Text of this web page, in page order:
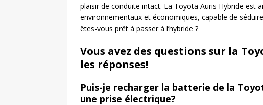
plaisir de conduite intact. La Toyota Auris Hybride est
environnementaux et économiques, capable de
êtes-vous prêt à passer à l’hybride ?
Vous avez des questions sur la
les réponses!
Puis-je recharger la batterie de la
une prise électrique?